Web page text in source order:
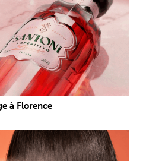
à Florence